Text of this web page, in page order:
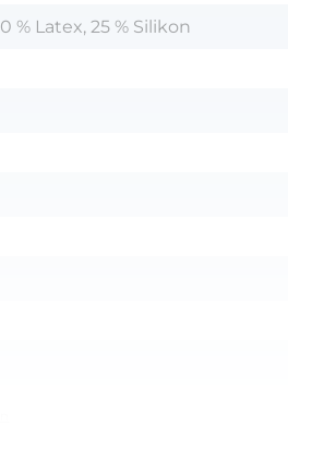
% Latex, 25 % Silikon